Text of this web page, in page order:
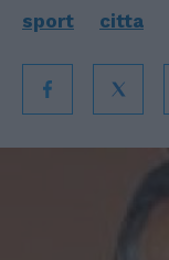
sport citta